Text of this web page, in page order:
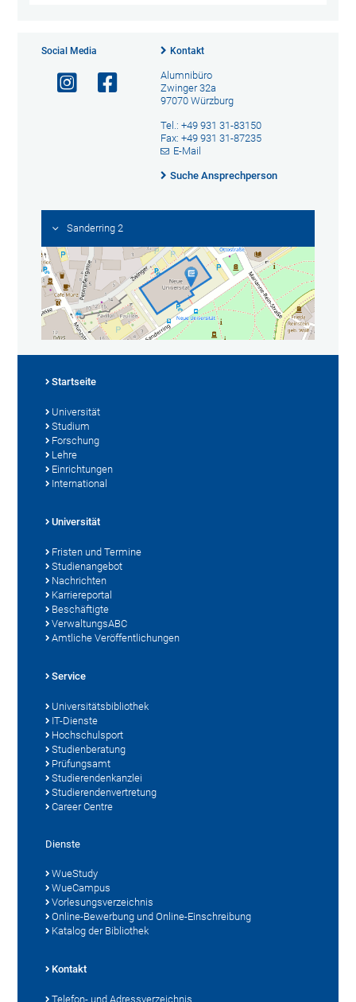
Social Media Kontakt
Alumnibüro
Zwinger 32a
97070 Würzburg
Tel.: +49 931 31-83150
Fax: +49 931 31-87235
E-Mail
Suche Ansprechperson
Sanderring 2
Startseite
Universität
Studium
Forschung
Lehre
Einrichtungen
International
Universität
Fristen und Termine
Studienangebot
Nachrichten
Karriereportal
Beschäftigte
VerwaltungsABC
Amtliche Veröffentlichungen
Service
Universitätsbibliothek
IT-Dienste
Hochschulsport
Studienberatung
Prüfungsamt
Studierendenkanzlei
Studierendenvertretung
Career Centre
Dienste
WueStudy
WueCampus
Vorlesungsverzeichnis
Online-Bewerbung und Online-Einschreibung
Katalog der Bibliothek
Kontakt
Telefon- und Adressverzeichnis